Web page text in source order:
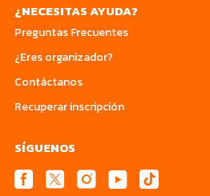
¿NECESITAS AYUDA?
Preguntas Frecuentes
¿Eres organizador?
Contáctanos
Recuperar inscripción
SÍGUENOS